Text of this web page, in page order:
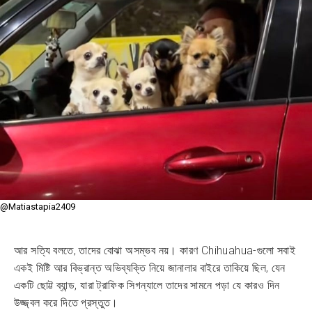
@Matiastapia2409
আর সত্যি বলতে, তাদের বোঝা অসম্ভব নয়। কারণ Chihuahua-গুলো সবাই
একই মিষ্টি আর বিভ্রান্ত অভিব্যক্তি নিয়ে জানালার বাইরে তাকিয়ে ছিল, যেন
একটি ছোট্ট ব্যান্ড, যারা ট্রাফিক সিগন্যালে তাদের সামনে পড়া যে কারও দিন
উজ্জ্বল করে দিতে প্রস্তুত।